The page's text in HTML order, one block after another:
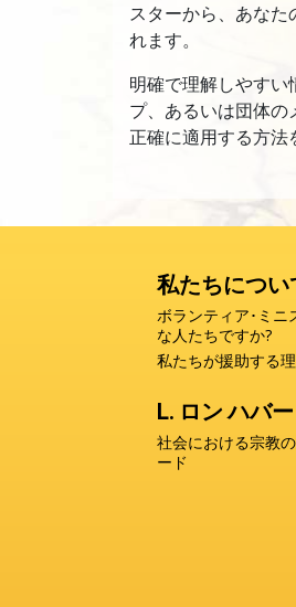
スターから、あな
れます。
明確で理解しやす
プ、あるいは団体
正確に適用する方法
私たちについ
ボランティア･ミニ
な人たちですか?
私たちが援助する
L. ロン ハバ
社会における宗教
ード